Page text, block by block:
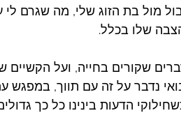
מול בת הזוג שלי, מה שגרם
שלו בכלל.
שקורים בחייה, ועל הקשיים
נדבר על זה עם תווך, במפגש
הדעות בינינו כל כך